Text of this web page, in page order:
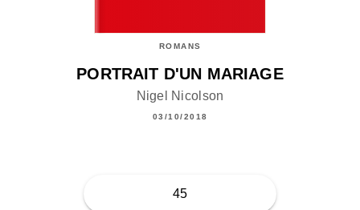
ROMANS
PORTRAIT D'UN MARIAGE
Nigel Nicolson
03/10/2018
45